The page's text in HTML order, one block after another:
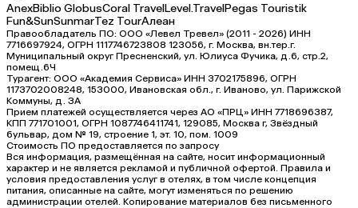
AnexBiblio GlobusCoral TravelLevel.TravelPegas Touristik
Fun&SunSunmarTez TourАлеан
Правообладатель ПО: ООО «Левел Тревел» (2011 - 2026) ИНН
7716697924, ОГРН 1117746723808 123056, г. Москва, вн.тер.г.
Муниципальный округ Пресненский, ул. Юлиуса Фучика, д.6, стр.2,
помещ.6Ч
Турагент: ООО «Академия Сервиса» ИНН 3702175896, ОГРН
1173702008248, 153000, Ивановская обл., г. Иваново, ул. Парижской
Коммуны, д. ЗА
Прием платежей осуществляется через АО «ПРЦ» ИНН 7718696387,
КПП 771701001, ОГРН 1087746411741, 129085, Москва г, Звёздный
бульвар, дом № 19, строение 1, эт. 10, пом. 1009
Стоимость ПО предоставляется по запросу
Вся информация, размещённая на сайте, носит информационный
характер и не является рекламой и публичной офертой. Правила и
условия предоставления услуг в отелях, в том числе концепция
питания, описанные на сайте, могут изменяться по решению
администрации отелей. Копирование материалов без письменного